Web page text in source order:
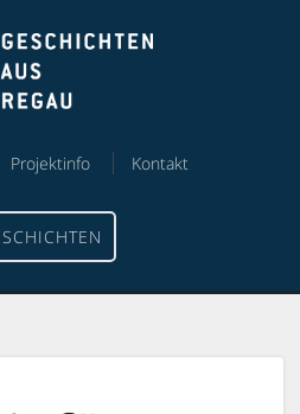
Projektinfo Kontakt